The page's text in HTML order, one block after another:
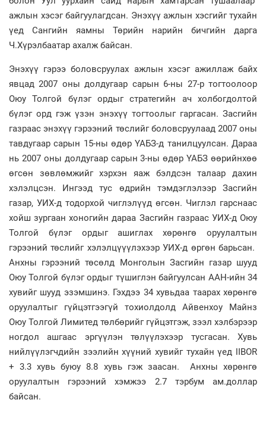
ажлын хэсэг байгуулагдсан. Энэхүү ажлын хэсгийг тухайн
үед Сангийн яамны Төрийн нарийн бичгийн дарга
Ч.Хүрэлбаатар ахалж байсан.
Энэхүү гэрээ боловсруулах ажлын хэсэг ажиллаж байх
явцад 2007 оны долдугаар сарын 6-ны 27-р тогтоолоор
Оюу Толгой бүлэг ордыг стратегийн ач холбогдолтой
бүлэг орд гэж үзэн энэхүү тогтоолыг гаргасан. Засгийн
газраас энэхүү гэрээний төслийг боловсруулаад 2007 оны
тавдугаар сарын 15-ны өдөр ҮАБЗ-д танилцуулсан. Дараа
нь 2007 оны долдугаар сарын 3-ны өдөр ҮАБЗ өөрийнхөө
өгсөн зөвлөмжийг хэрхэн яаж бэлдсэн талаар дахин
хэлэлцсэн. Ингээд тус өдрийн тэмдэглэлээр Засгийн
газар, УИХ-д тодорхой чиглэлүүд өгсөн. Чиглэл гарснаас
хойш зургаан хоногийн дараа Засгийн газраас УИХ-д Оюу
Толгой бүлэг ордыг ашиглах хөрөнгө оруулалтын
гэрээний төслийг хэлэлцүүүлэхээр УИХ-д өргөн барьсан.
Анхны гэрээний төсөлд Монголын Засгийн газар шууд
Оюу Толгой бүлэг ордыг түшиглэн байгуулсан ААН-ийн 34
хувийг шууд эзэмшинэ. Гэхдээ 34 хувьдаа таарах хөрөнгө
оруулалтыг гүйцэтгээгүй тохиолдолд Айвенхоу Майнз
Оюу Толгой Лимитед төлбөрийг гүйцэтгэж, зээл хэлбэрээр
ногдол ашгаас эргүүлэн төлүүлэхээр тусгасан. Хувь
нийлүүлэгчдийн зээлийн хүүний хувийг тухайн үед lIBOR
+ 3.3 хувь буюу 8.8 хувь гэж заасан. Анхны хөрөнгө
оруулалтын гэрээний хэмжээ 2.7 тэрбум ам.доллар
байсан.